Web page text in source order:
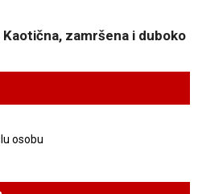
Kaotična, zamršena i duboko
osobu